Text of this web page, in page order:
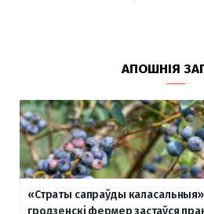
АПОШНІЯ
«Страты сапраўды
гродзенскі фермер застаўся